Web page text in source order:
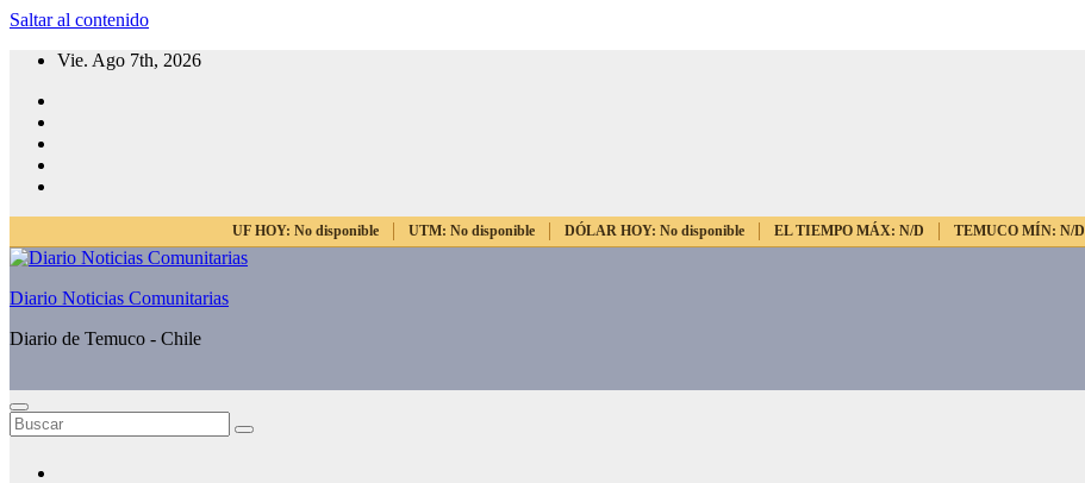
Saltar al contenido
Vie. Ago 7th, 2026
UF HOY: No disponible UTM: No disponible DÓLAR HOY: No disponible EL TIEMPO MÁX: N/D TEMUCO MÍN: N/D
Diario Noticias Comunitarias
Diario de Temuco - Chile